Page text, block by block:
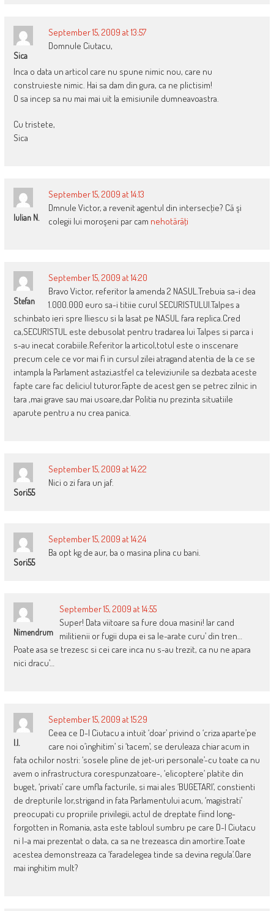
Sica
September 15, 2009 at 13:57
Domnule Ciutacu,
Inca o data un articol care nu spune nimic nou, care nu
construieste nimic. Hai sa dam din gura, ca ne plictisim!
O sa incep sa nu mai mai uit la emisiunile dumneavoastra.
Cu tristete,
Sica
Iulian N.
September 15, 2009 at 14:13
Dmnule Victor, a revenit agentul din intersecţie? Că şi
colegii lui moroşeni par cam nehotărâţi
Stefan
September 15, 2009 at 14:20
Bravo Victor, referitor la amenda 2 NASUL.Trebuia sa-i dea
1.000.000 euro sa-i titiie curul SECURISTULUI.Talpes a
schinbato ieri spre Iliescu si la lasat pe NASUL fara replica.Cred
ca,SECURISTUL este debusolat pentru tradarea lui Talpes si parca i
s-au inecat corabiile.Referitor la articol,totul este o inscenare
precum cele ce vor mai fi in cursul zilei atragand atentia de la ce se
intampla la Parlament astazi,astfel ca televiziunile sa dezbata aceste
fapte care fac deliciul tuturor.Fapte de acest gen se petrec zilnic in
tara ,mai grave sau mai usoare,dar Politia nu prezinta situatiile
aparute pentru a nu crea panica.
Sori55
September 15, 2009 at 14:22
Nici o zi fara un jaf.
Sori55
September 15, 2009 at 14:24
Ba opt kg de aur, ba o masina plina cu bani.
Nimendrum
September 15, 2009 at 14:55
Super! Data viitoare sa fure doua masini! Iar cand
militienii or fugii dupa ei sa le-arate curu’ din tren…
Poate asa se trezesc si cei care inca nu s-au trezit, ca nu ne apara
nici dracu’…
I.I.
September 15, 2009 at 15:29
Ceea ce D-l Ciutacu a intuit ‘doar’ privind o ‘criza aparte’pe
care noi o’inghitim’ si ‘tacem’, se deruleaza chiar acum in
fata ochilor nostri: ‘sosele pline de jet-uri personale’-cu toate ca nu
avem o infrastructura corespunzatoare-, ‘elicoptere’ platite din
buget, ‘privati’ care umfla facturile, si mai ales ‘BUGETARI’, constienti
de drepturile lor,strigand in fata Parlamentului acum, ‘magistrati’
preocupati cu propriile privilegii, actul de dreptate fiind long-
forgotten in Romania, asta este tabloul sumbru pe care D-l Ciutacu
ni l-a mai prezentat o data, ca sa ne trezeasca din amortire.Toate
acestea demonstreaza ca ‘faradelegea tinde sa devina regula’.Oare
mai inghitim mult?